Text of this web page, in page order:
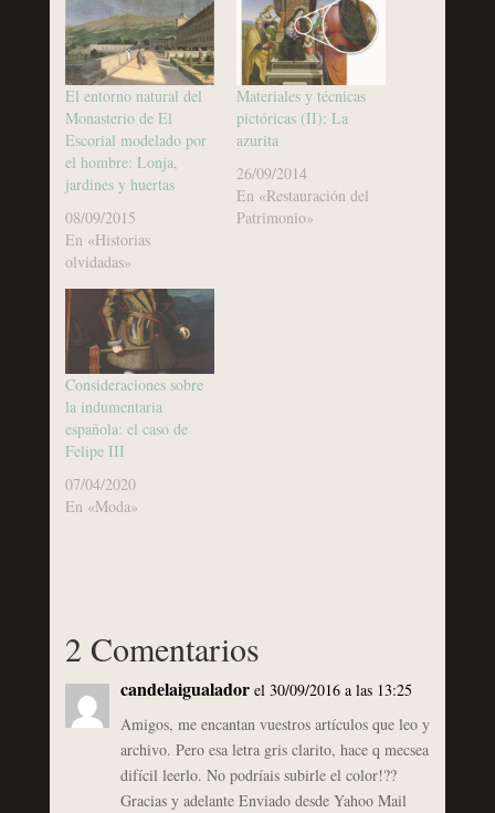
El entorno natural del
Monasterio de El
Escorial modelado por
el hombre: Lonja,
jardines y huertas
08/09/2015
En «Historias
olvidadas»
Materiales y técnicas
pictóricas (II): La
azurita
26/09/2014
En «Restauración del
Patrimonio»
Consideraciones sobre
la indumentaria
española: el caso de
Felipe III
07/04/2020
En «Moda»
2 Comentarios
candelaigualador el 30/09/2016 a las 13:25
Amigos, me encantan vuestros artículos que leo y
archivo. Pero esa letra gris clarito, hace q mecsea
difícil leerlo. No podríais subirle el color!??
Gracias y adelante Enviado desde Yahoo Mail